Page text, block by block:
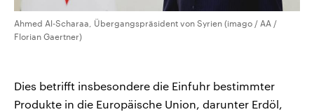
Ahmed Al-Scharaa, Übergangspräsident von Syrien (imago / AA /
Florian Gaertner)
Dies betrifft insbesondere die Einfuhr bestimmter
Produkte in die Europäische Union, darunter Erdöl,